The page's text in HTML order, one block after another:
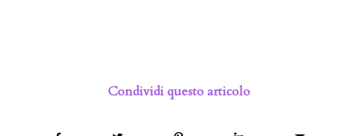
Condividi questo articolo